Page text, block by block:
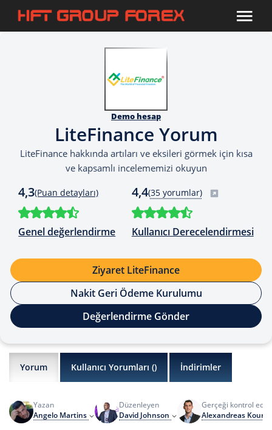
Demo hesap
LiteFinance Yorum
LiteFinance hakkında artıları ve eksileri görmek için kısa
ve kapsamlı incelememizi okuyun
4,3(Puan detayları)
Genel değerlendirme
4,4(35 yorumlar)
Kullanıcı Derecelendirmesi
Ziyaret LiteFinance
Nakit Geri Ödeme Kurulumu
Değerlendirme Gönder
Yorum Kullanıcı Yorumları () İndirimler
Yazan
Angelo Martins
Düzenleyen
David Johnson
Gerçeği kontrol eden
Alexandreas